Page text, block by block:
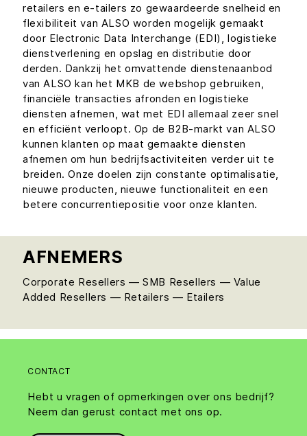
retailers en e-tailers zo gewaardeerde snelheid en
flexibiliteit van ALSO worden mogelijk gemaakt
door Electronic Data Interchange (EDI), logistieke
dienstverlening en opslag en distributie door
derden. Dankzij het omvattende dienstenaanbod
van ALSO kan het MKB de webshop gebruiken,
financiële transacties afronden en logistieke
diensten afnemen, wat met EDI allemaal zeer snel
en efficiënt verloopt. Op de B2B-markt van ALSO
kunnen klanten op maat gemaakte diensten
afnemen om hun bedrijfsactiviteiten verder uit te
breiden. Onze doelen zijn constante optimalisatie,
nieuwe producten, nieuwe functionaliteit en een
betere concurrentiepositie voor onze klanten.
AFNEMERS
Corporate Resellers — SMB Resellers — Value
Added Resellers — Retailers — Etailers
CONTACT
Hebt u vragen of opmerkingen over ons bedrijf?
Neem dan gerust contact met ons op.